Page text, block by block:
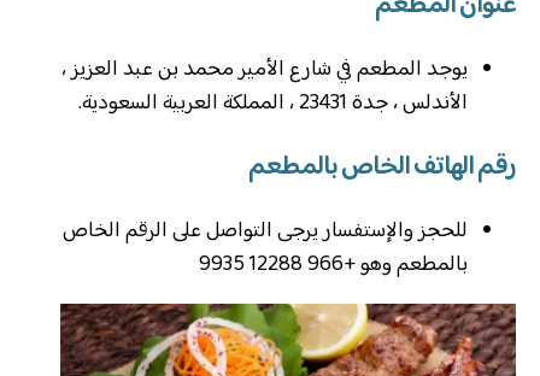
يوجد المطعم في شارع الأمير محمد بن عبد العزيز ،
الأندلس ، جدة 23431 ، المملكة العربية السعودية.
رقم الهاتف الخاص بالمطعم
للحجز والإستفسار يرجى التواصل على الرقم الخاص
بالمطعم وهو +966 12288 9935